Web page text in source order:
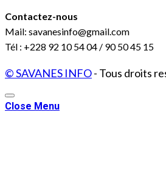
Contactez-nous
Mail: savanesinfo@gmail.com
Tél : +228 92 10 54 04 / 90 50 45 15
© SAVANES INFO- Tous droits
Close Menu